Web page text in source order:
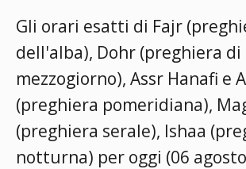
Gli orari esatti di Fajr
dell'alba), Dohr (preghiera di
mezzogiorno), Assr Hanafi e
(preghiera pomeridiana),
(preghiera serale), Ishaa
notturna) per oggi (06